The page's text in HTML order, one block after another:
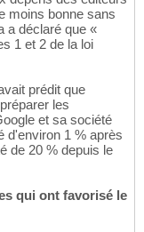
moins bonne sans
a déclaré que «
1 et 2 de la loi
prédit que
les
et sa société
d'environ 1 % après
de 20 % depuis le
qui ont favorisé le